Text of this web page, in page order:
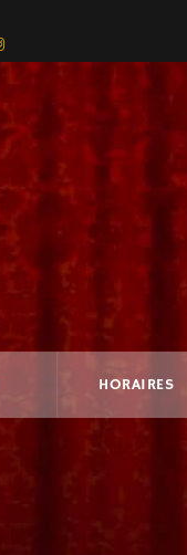
HORAIRES